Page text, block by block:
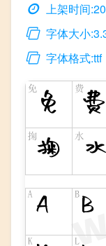
上架时间
字体大小
字体格式:ttf